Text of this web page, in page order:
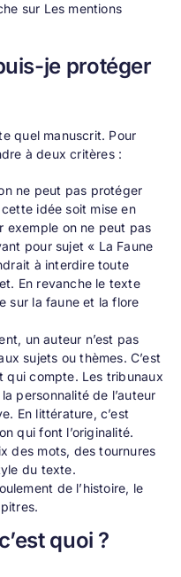
sur Les mentions
je protéger
quel manuscrit. Pour
à deux critères :
ne peut pas protéger
idée soit mise en
exemple on ne peut pas
pour sujet « La Faune
à interdire toute
En revanche le texte
sur la faune et la flore
un auteur n’est pas
sujets ou thèmes. C’est
qui compte. Les tribunaux
personnalité de l’auteur
En littérature, c’est
qui font l’originalité.
des mots, des tournures
du texte.
de l’histoire, le
quoi ?